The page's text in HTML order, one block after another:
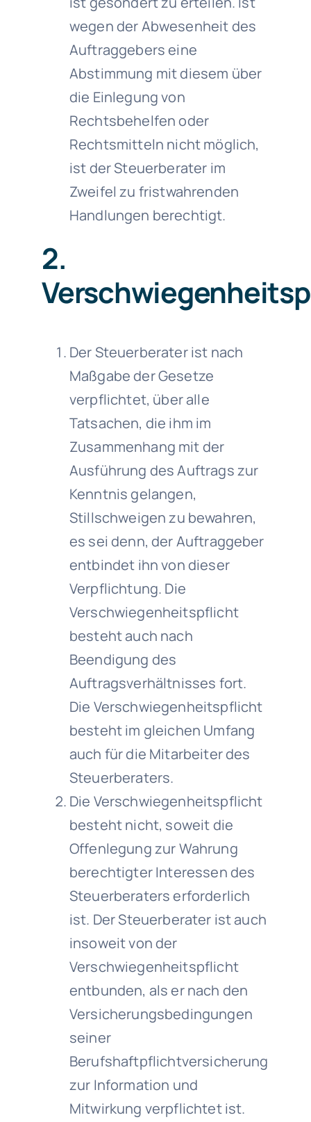
wegen der Abwesenheit des
Auftraggebers eine
Abstimmung mit diesem über
die Einlegung von
Rechtsbehelfen oder
Rechtsmitteln nicht möglich,
ist der Steuerberater im
Zweifel zu fristwahrenden
Handlungen berechtigt.
2.
Der Steuerberater ist nach
Maßgabe der Gesetze
verpflichtet, über alle
Tatsachen, die ihm im
Zusammenhang mit der
Ausführung des Auftrags zur
Kenntnis gelangen,
Stillschweigen zu bewahren,
es sei denn, der Auftraggeber
entbindet ihn von dieser
Verpflichtung. Die
Verschwiegenheitspflicht
besteht auch nach
Beendigung des
Auftragsverhältnisses fort.
Die Verschwiegenheitspflicht
besteht im gleichen Umfang
auch für die Mitarbeiter des
Steuerberaters.
Die Verschwiegenheitspflicht
besteht nicht, soweit die
Offenlegung zur Wahrung
berechtigter Interessen des
Steuerberaters erforderlich
ist. Der Steuerberater ist auch
insoweit von der
Verschwiegenheitspflicht
entbunden, als er nach den
Versicherungsbedingungen
seiner
Berufshaftpflichtversicherung
zur Information und
Mitwirkung verpflichtet ist.